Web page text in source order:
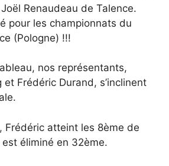
Renaudeau de Talence.
pour les championnats du
(Pologne) !!!
nos représentants,
Frédéric Durand, s’inclinent
Frédéric atteint les 8ème de
éliminé en 32ème.